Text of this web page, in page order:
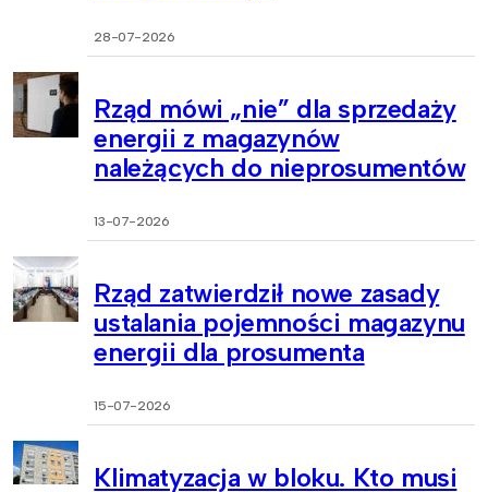
28-07-2026
Rząd mówi „nie” dla sprzedaży
energii z magazynów
należących do nieprosumentów
13-07-2026
Rząd zatwierdził nowe zasady
ustalania pojemności magazynu
energii dla prosumenta
15-07-2026
Klimatyzacja w bloku. Kto musi